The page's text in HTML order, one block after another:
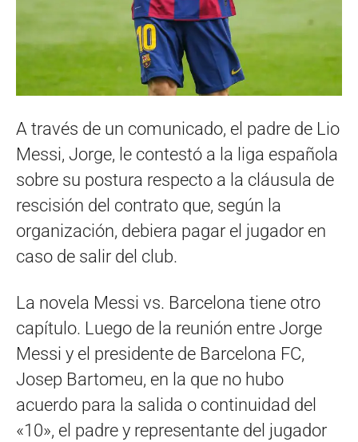
A través de un comunicado, el padre de Lio
Messi, Jorge, le contestó a la liga española
sobre su postura respecto a la cláusula de
rescisión del contrato que, según la
organización, debiera pagar el jugador en
caso de salir del club.
La novela Messi vs. Barcelona tiene otro
capítulo. Luego de la reunión entre Jorge
Messi y el presidente de Barcelona FC,
Josep Bartomeu, en la que no hubo
acuerdo para la salida o continuidad del
«10», el padre y representante del jugador